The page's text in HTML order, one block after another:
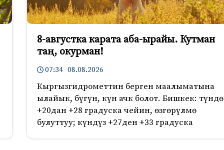
8-августка карата аба-ырайы. Кутман
таң, окурман!
07:34 08.08.2026
Кыргызгидрометтин берген маалыматына
ылайык, бүгүн, күн ачк болот. Бишкек: түндө
+20дан +28 градуска чейин, өзгөрүлмө
булуттуу; күндүз +27ден +33 градуска